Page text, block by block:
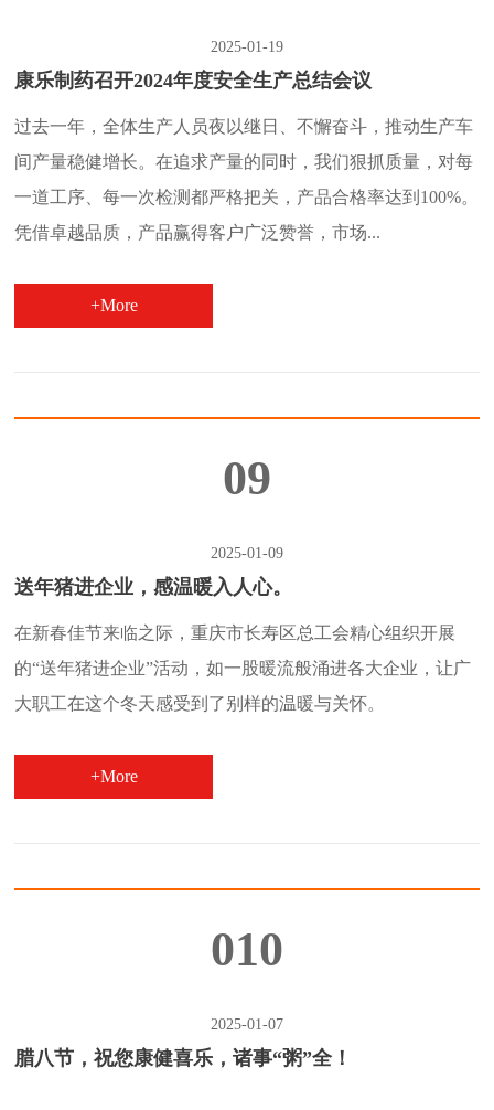
2025-01-19
康乐制药召开2024年度安全生产总结会议
过去一年，全体生产人员夜以继日、不懈奋斗，推动生产车
间产量稳健增长。在追求产量的同时，我们狠抓质量，对每
一道工序、每一次检测都严格把关，产品合格率达到100%。
凭借卓越品质，产品赢得客户广泛赞誉，市场...
+More
09
2025-01-09
送年猪进企业，感温暖入人心。
在新春佳节来临之际，重庆市长寿区总工会精心组织开展
的“送年猪进企业”活动，如一股暖流般涌进各大企业，让广
大职工在这个冬天感受到了别样的温暖与关怀。
+More
010
2025-01-07
腊八节，祝您康健喜乐，诸事“粥”全！